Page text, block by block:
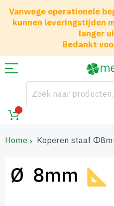
Vanwege operationele
kunnen leveringstijden
langer
Bedankt
Home Koperen staaf
naar
het
einde